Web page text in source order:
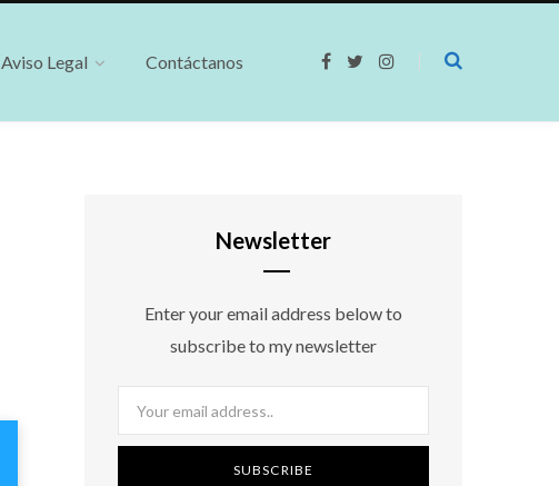
Aviso Legal Contáctanos
F
I
Newsletter
Enter your email address below to
subscribe to my newsletter